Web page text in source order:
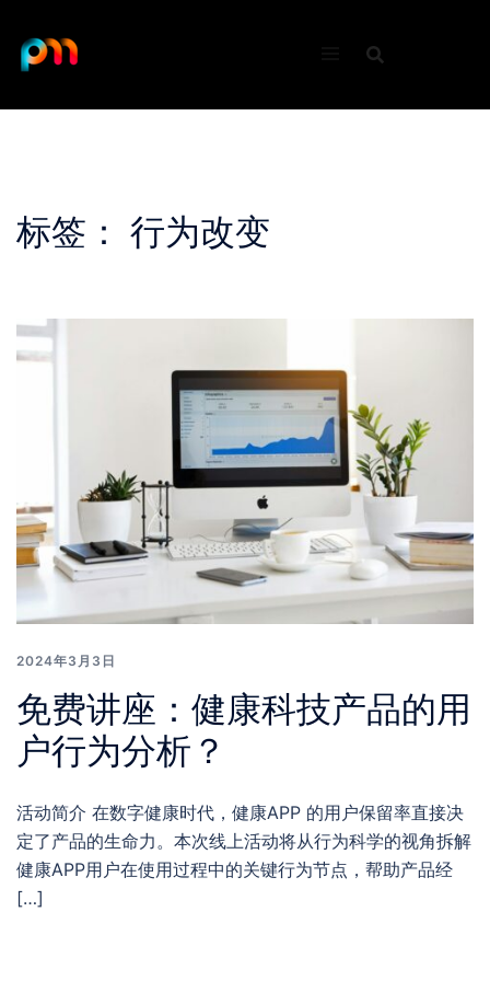
content
标签： 行为改变
2024年3月3日
免费讲座：健康科技产品的用
户行为分析？
活动简介 在数字健康时代，健康APP 的用户保留率直接决
定了产品的生命力。本次线上活动将从行为科学的视角拆解
健康APP用户在使用过程中的关键行为节点，帮助产品经
[…]